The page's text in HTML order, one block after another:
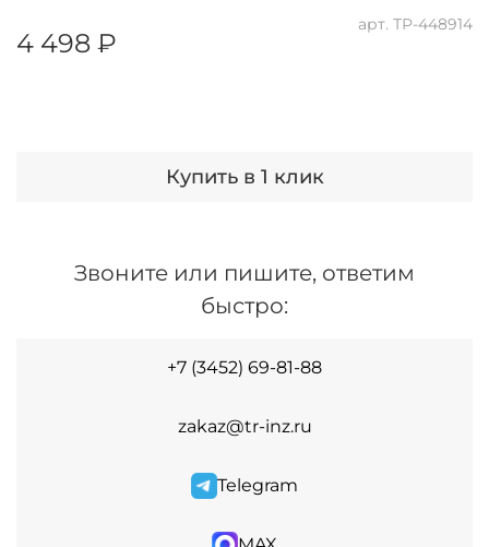
арт. ТР-448914
4 498 ₽
Купить в 1 клик
Звоните или пишите, ответим
быстро:
+7 (3452) 69-81-88
zakaz@tr-inz.ru
Telegram